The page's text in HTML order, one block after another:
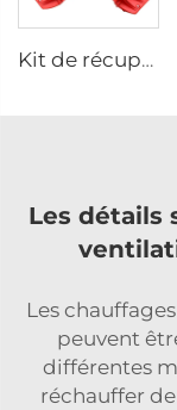
Kit de récupération de traction pour planche d'évasion inter-pays Planche de récupération Traction Tracks Mat pour voiture Jeep hors route
Les détails
Les
peuvent
différentes
réchauffer de